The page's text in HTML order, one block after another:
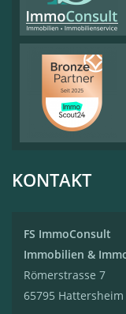
KONTAKT
FS ImmoConsult
Immobilien &
Römerstrasse 7
65795 Hattersheim